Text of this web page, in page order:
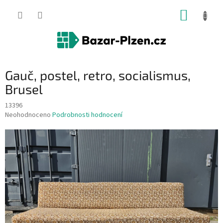
Gauč, postel, retro, socialismus,
Brusel
13396
Průměrné
produktu
0,0
z
5
hvězdiček.
Neohodnoceno Podrobnosti hodnocení